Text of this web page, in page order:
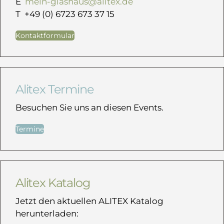
T +49 (0) 6723 673 37 15
Kontaktformular
Alitex Termine
Besuchen Sie uns an diesen Events.
Termine
Alitex Katalog
Jetzt den aktuellen ALITEX Katalog
herunterladen: